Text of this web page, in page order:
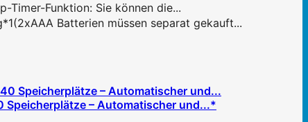
Timer-Funktion: Sie können die...
Batterien müssen separat gekauft...
Speicherplätze – Automatischer und...*